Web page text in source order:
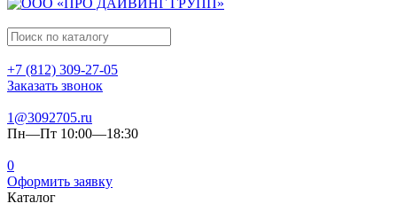
+7 (812) 309-27-05
Заказать звонок
1@3092705.ru
Пн—Пт 10:00—18:30
0
Оформить заявку
Каталог